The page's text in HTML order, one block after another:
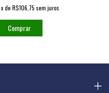
xdeR$106,75 sem juros
Comprar